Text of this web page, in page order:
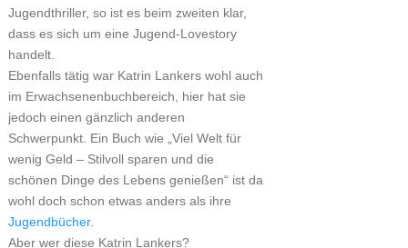
Jugendthriller, so ist es beim zweiten klar,
dass es sich um eine Jugend-Lovestory
handelt.
Ebenfalls tätig war Katrin Lankers wohl auch
im Erwachsenenbuchbereich, hier hat sie
jedoch einen gänzlich anderen
Schwerpunkt. Ein Buch wie „Viel Welt für
wenig Geld – Stilvoll sparen und die
schönen Dinge des Lebens genießen“ ist da
wohl doch schon etwas anders als ihre
Jugendbücher.
Aber wer diese Katrin Lankers?